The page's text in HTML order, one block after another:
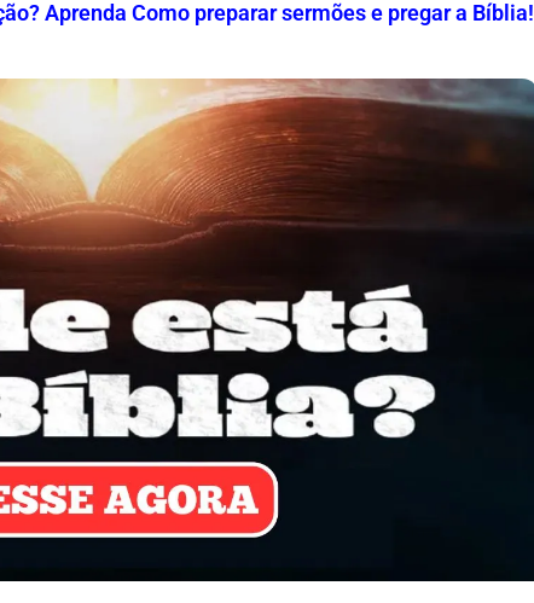
Aprenda Como preparar sermões e pregar a Bíblia!